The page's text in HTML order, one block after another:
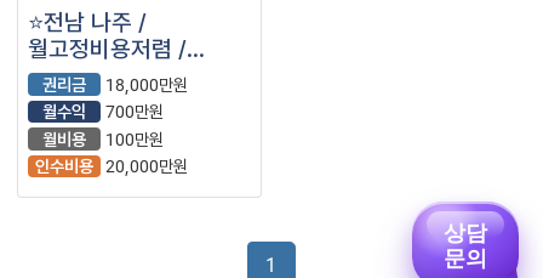
⭐전남 나주 /
월고정비용저렴 /
배달10%미만 /
수익성좋은 ＂
컴포즈커피＂ 입니다.⭐
권리금
18,000만원
월수익
700만원
월비용
100만원
인수비용 20,000만원
1
상담
문의